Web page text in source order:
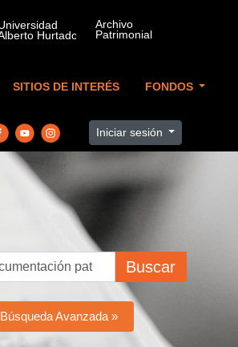
SITIOS DE INTERÉS FONDOS
Iniciar sesión
Buscar
Búsqueda Avanzada »